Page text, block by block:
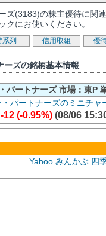
ズ(3183)の株主優待に関
クにお使いください。
系列 信用取組 優
ーズの銘柄基本情報
パートナーズ 市場：東P
-12 (-0.95%)(08/06
Yahoo みんかぶ 四